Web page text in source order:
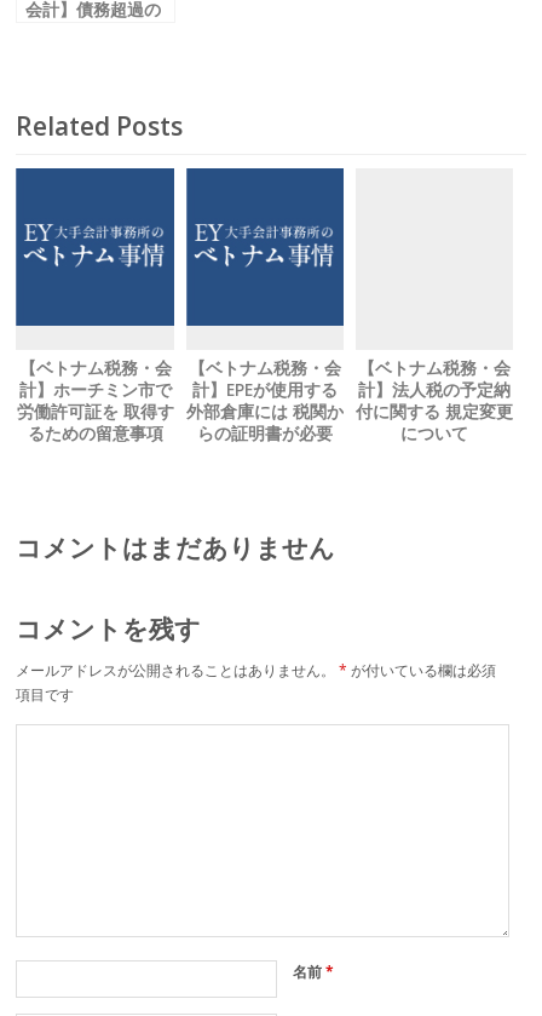
会計】債務超過の
Related Posts
【ベトナム税務・会
計】ホーチミン市で
労働許可証を 取得す
るための留意事項
【ベトナム税務・会
計】EPEが使用する
外部倉庫には 税関か
らの証明書が必要
【ベトナム税務・会
計】法人税の予定納
付に関する 規定変更
について
コメントはまだありません
コメントを残す
メールアドレスが公開されることはありません。 * が付いている欄は必須
項目です
名前*